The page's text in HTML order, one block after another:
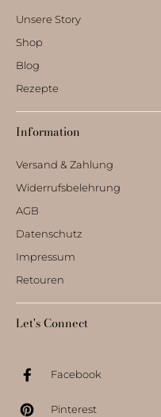
Unsere Story
Shop
Blog
Rezepte
Information
Versand & Zahlung
Widerrufsbelehrung
AGB
Datenschutz
Impressum
Retouren
Let's Connect
Facebook
Pinterest